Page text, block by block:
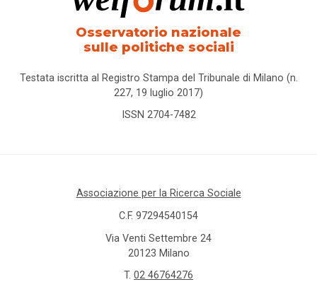
Osservatorio nazionale
sulle politiche sociali
Testata iscritta al Registro Stampa del Tribunale di Milano (n.
227, 19 luglio 2017)
ISSN 2704-7482
Associazione per la Ricerca Sociale
C.F. 97294540154
Via Venti Settembre 24
20123 Milano
T. 02 46764276